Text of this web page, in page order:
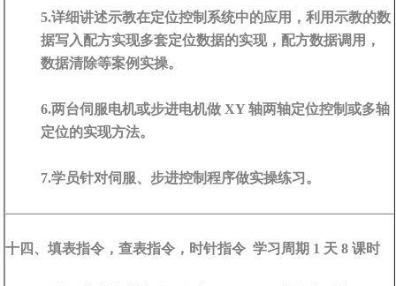
5.详细讲述示教在定位控制系统中的应用，利用示教的数
据写入配方实现多套定位数据的实现，配方数据调用，
数据清除等案例实操。
6.两台伺服电机或步进电机做 XY 轴两轴定位控制或多轴
定位的实现方法。
7.学员针对伺服、步进控制程序做实操练习。
十四、填表指令，查表指令，时针指令 学习周期 1 天 8 课时